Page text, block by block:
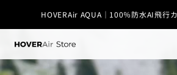
ンツに
進む
HOVERAir AQUA｜100％防水AI飛行
X1 Smart｜超軽量99g・免許不